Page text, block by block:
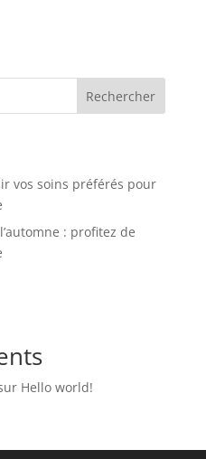
Rechercher
vos soins préférés pour
: profitez de
Hello world!